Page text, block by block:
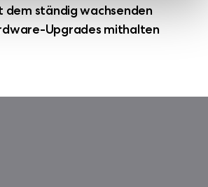
dem ständig wachsenden
Upgrades mithalten